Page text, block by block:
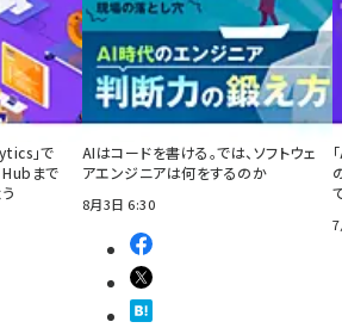
」で
まで
AIはコードを書ける。では、ソフトウェ
アエンジニアは何をするのか
8月3日 6:30